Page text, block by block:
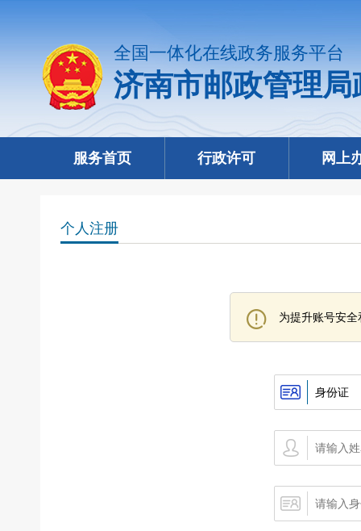
全国一体化在线政务服务平台
济南市邮政管理
服务首页 行政许可 网上
个人注册
为提升账号安